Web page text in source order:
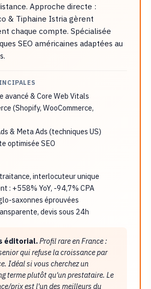
Approche directe :
& Tiphaine Istria gèrent
chaque compte. Spécialisée
SEO américaines adaptées au
avancé & Core Web Vitals
(Shopify, WooCommerce,
& Meta Ads (techniques US)
optimisée SEO
interlocuteur unique
: +558% YoY, -94,7% CPA
saxonnes éprouvées
devis sous 24h
éditorial.Profil rare en France :
qui refuse la croissance par
Idéal si vous cherchez un
terme plutôt qu'un prestataire. Le
prix est l'un des meilleurs du